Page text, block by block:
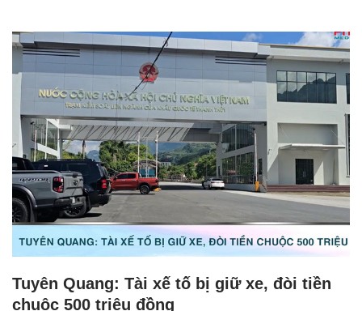
Tuyên Quang: Tài xế tố bị giữ xe, đòi tiền
chuộc 500 triệu đồng